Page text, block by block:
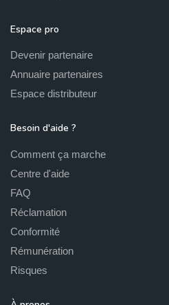
Espace pro
Devenir partenaire
Annuaire partenaires
Espace distributeur
Besoin d'aide ?
Comment ça marche
Centre d'aide
FAQ
Réclamation
Conformité
Rémunération
Risques